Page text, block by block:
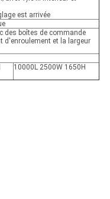
est arrivée
des boîtes de commande
d'enroulement et la largeur
10000L 2500W 1650H